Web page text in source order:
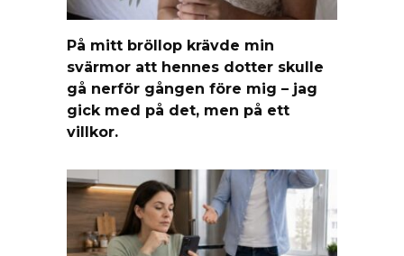
På mitt bröllop krävde min
svärmor att hennes dotter skulle
gå nerför gången före mig – jag
gick med på det, men på ett
villkor.